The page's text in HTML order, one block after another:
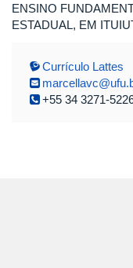
ENSINO
ESTADUAL, EM
Currículo Lattes
+55 34 3271-